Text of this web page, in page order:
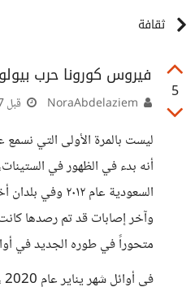
ثقافة
5
فيروس كورونا حرب
قبل 7 سنوات
ليست بالمرة الأولى التي
أنه بدء في الظهور في
السعودية عام
متحوراً في طوره الجديد في أواخر